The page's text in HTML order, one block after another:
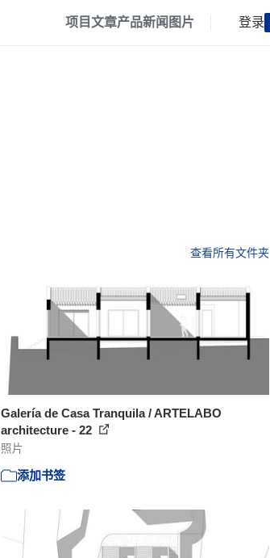
项目文章产品新闻 图片 登录
查看所有文件夹
Galería de Casa Tranquila / ARTELABO
architecture - 22
照片
添加书签